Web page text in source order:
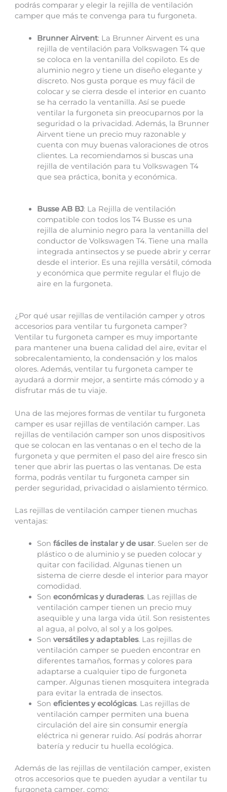
podrás comparar y elegir la rejilla de ventilación
camper que más te convenga para tu furgoneta.
Brunner Airvent: La Brunner Airvent es una
rejilla de ventilación para Volkswagen T4 que
se coloca en la ventanilla del copiloto. Es de
aluminio negro y tiene un diseño elegante y
discreto. Nos gusta porque es muy fácil de
colocar y se cierra desde el interior en cuanto
se ha cerrado la ventanilla. Así se puede
ventilar la furgoneta sin preocuparnos por la
seguridad o la privacidad. Además, la Brunner
Airvent tiene un precio muy razonable y
cuenta con muy buenas valoraciones de otros
clientes. La recomiendamos si buscas una
rejilla de ventilación para tu Volkswagen T4
que sea práctica, bonita y económica.
Busse AB BJ: La Rejilla de ventilación
compatible con todos los T4 Busse es una
rejilla de aluminio negro para la ventanilla del
conductor de Volkswagen T4. Tiene una malla
integrada antinsectos y se puede abrir y cerrar
desde el interior. Es una rejilla versátil, cómoda
y económica que permite regular el flujo de
aire en la furgoneta.
¿Por qué usar rejillas de ventilación camper y otros
accesorios para ventilar tu furgoneta camper?
Ventilar tu furgoneta camper es muy importante
para mantener una buena calidad del aire, evitar el
sobrecalentamiento, la condensación y los malos
olores. Además, ventilar tu furgoneta camper te
ayudará a dormir mejor, a sentirte más cómodo y a
disfrutar más de tu viaje.
Una de las mejores formas de ventilar tu furgoneta
camper es usar rejillas de ventilación camper. Las
rejillas de ventilación camper son unos dispositivos
que se colocan en las ventanas o en el techo de la
furgoneta y que permiten el paso del aire fresco sin
tener que abrir las puertas o las ventanas. De esta
forma, podrás ventilar tu furgoneta camper sin
perder seguridad, privacidad o aislamiento térmico.
Las rejillas de ventilación camper tienen muchas
ventajas:
Son fáciles de instalar y de usar. Suelen ser de
plástico o de aluminio y se pueden colocar y
quitar con facilidad. Algunas tienen un
sistema de cierre desde el interior para mayor
comodidad.
Son económicas y duraderas. Las rejillas de
ventilación camper tienen un precio muy
asequible y una larga vida útil. Son resistentes
al agua, al polvo, al sol y a los golpes.
Son versátiles y adaptables. Las rejillas de
ventilación camper se pueden encontrar en
diferentes tamaños, formas y colores para
adaptarse a cualquier tipo de furgoneta
camper. Algunas tienen mosquitera integrada
para evitar la entrada de insectos.
Son eficientes y ecológicas. Las rejillas de
ventilación camper permiten una buena
circulación del aire sin consumir energía
eléctrica ni generar ruido. Así podrás ahorrar
batería y reducir tu huella ecológica.
Además de las rejillas de ventilación camper, existen
otros accesorios que te pueden ayudar a ventilar tu
furgoneta camper, como: